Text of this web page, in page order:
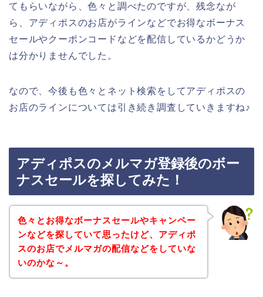
てもらいながら、色々と調べたのですが、残念なが
ら、アディポスのお店がラインなどでお得なボーナス
セールやクーポンコードなどを配信しているかどうか
は分かりませんでした。
なので、今後も色々とネット検索をしてアディポスの
お店のラインについては引き続き調査していきますね♪
アディポスのメルマガ登録後のボー
ナスセールを探してみた！
色々とお得なボーナスセールやキャンペー
ンなどを探していて思ったけど、アディポ
スのお店でメルマガの配信などをしていな
いのかな～。